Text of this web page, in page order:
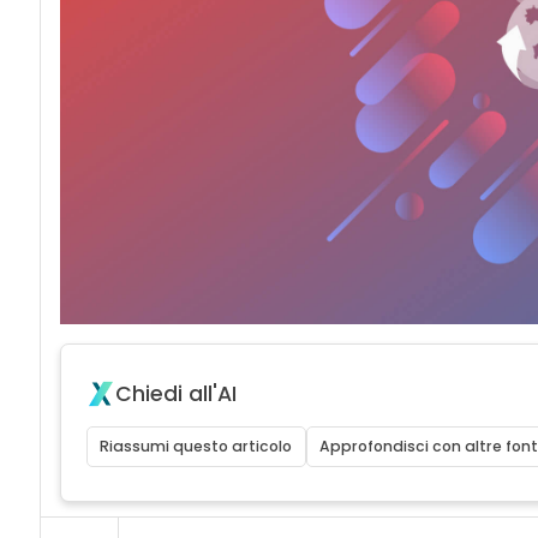
Chiedi all'AI
Riassumi questo articolo Approfondisci con altre